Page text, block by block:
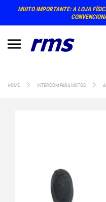
MUITO IMPORTANTE: A LOJA
HOME INTERCOM PARA MOTOS